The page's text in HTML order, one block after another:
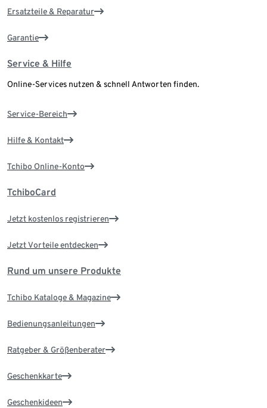
Ersatzteile & Reparatur
Garantie
Service & Hilfe
Online-Services nutzen & schnell Antworten finden.
Service-Bereich
Hilfe & Kontakt
Tchibo Online-Konto
TchiboCard
Jetzt kostenlos registrieren
Jetzt Vorteile entdecken
Rund um unsere Produkte
Tchibo Kataloge & Magazine
Bedienungsanleitungen
Ratgeber & Größenberater
Geschenkkarte
Geschenkideen